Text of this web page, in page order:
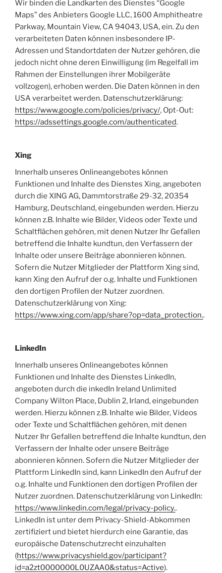
Wir binden die Landkarten des Dienstes “Google
Maps” des Anbieters Google LLC, 1600 Amphitheatre
Parkway, Mountain View, CA 94043, USA, ein. Zu den
verarbeiteten Daten können insbesondere IP-
Adressen und Standortdaten der Nutzer gehören, die
jedoch nicht ohne deren Einwilligung (im Regelfall im
Rahmen der Einstellungen ihrer Mobilgeräte
vollzogen), erhoben werden. Die Daten können in den
USA verarbeitet werden. Datenschutzerklärung:
https://www.google.com/policies/privacy/, Opt-Out:
https://adssettings.google.com/authenticated.
Xing
Innerhalb unseres Onlineangebotes können
Funktionen und Inhalte des Dienstes Xing, angeboten
durch die XING AG, Dammtorstraße 29-32, 20354
Hamburg, Deutschland, eingebunden werden. Hierzu
können z.B. Inhalte wie Bilder, Videos oder Texte und
Schaltflächen gehören, mit denen Nutzer Ihr Gefallen
betreffend die Inhalte kundtun, den Verfassern der
Inhalte oder unsere Beiträge abonnieren können.
Sofern die Nutzer Mitglieder der Plattform Xing sind,
kann Xing den Aufruf der o.g. Inhalte und Funktionen
den dortigen Profilen der Nutzer zuordnen.
Datenschutzerklärung von Xing:
https://www.xing.com/app/share?op=data_protection..
LinkedIn
Innerhalb unseres Onlineangebotes können
Funktionen und Inhalte des Dienstes LinkedIn,
angeboten durch die inkedIn Ireland Unlimited
Company Wilton Place, Dublin 2, Irland, eingebunden
werden. Hierzu können z.B. Inhalte wie Bilder, Videos
oder Texte und Schaltflächen gehören, mit denen
Nutzer Ihr Gefallen betreffend die Inhalte kundtun, den
Verfassern der Inhalte oder unsere Beiträge
abonnieren können. Sofern die Nutzer Mitglieder der
Plattform LinkedIn sind, kann LinkedIn den Aufruf der
o.g. Inhalte und Funktionen den dortigen Profilen der
Nutzer zuordnen. Datenschutzerklärung von LinkedIn:
https://www.linkedin.com/legal/privacy-policy..
LinkedIn ist unter dem Privacy-Shield-Abkommen
zertifiziert und bietet hierdurch eine Garantie, das
europäische Datenschutzrecht einzuhalten
(https://www.privacyshield.gov/participant?
id=a2zt0000000L0UZAA0&status=Active).